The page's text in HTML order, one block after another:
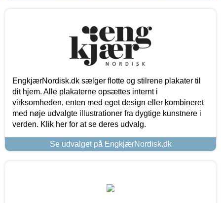
EngkjærNordisk.dk sælger flotte og stilrene plakater til
dit hjem. Alle plakaterne opsættes internt i
virksomheden, enten med eget design eller kombineret
med nøje udvalgte illustrationer fra dygtige kunstnere i
verden. Klik her for at se deres udvalg.
Se udvalget på EngkjærNordisk.dk